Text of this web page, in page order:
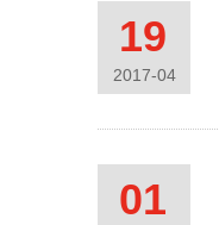
2017-04
19
01